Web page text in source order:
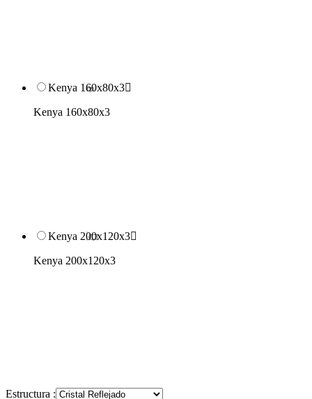
Kenya 160x80x3
Kenya 160x80x3
Kenya 200x120x3
Kenya 200x120x3
Estructura :